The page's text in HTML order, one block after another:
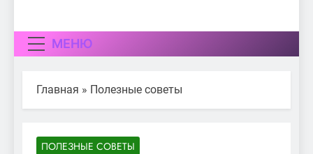
МЕНЮ
Главная » Полезные советы
ПОЛЕЗНЫЕ СОВЕТЫ